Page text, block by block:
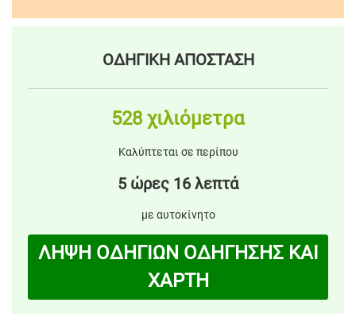
ΟΔΗΓΙΚΗ ΑΠΟΣΤΑΣΗ
528 χιλιόμετρα
Καλύπτεται σε περίπου
5 ώρες 16 λεπτά
με αυτοκίνητο
ΛΗΨΗ ΟΔΗΓΙΩΝ ΟΔΗΓΗΣΗΣ ΚΑΙ
ΧΑΡΤΗ